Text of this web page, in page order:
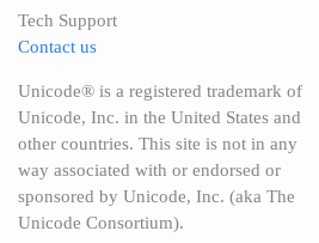
Tech Support
Contact us
Unicode® is a registered trademark of
Unicode, Inc. in the United States and
other countries. This site is not in any
way associated with or endorsed or
sponsored by Unicode, Inc. (aka The
Unicode Consortium).